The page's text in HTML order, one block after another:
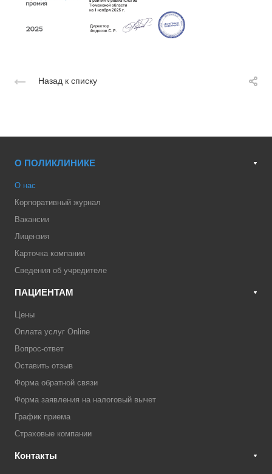
Назад к списку
О ПОЛИКЛИНИКЕ
О нас
Корпоративный журнал
Вакансии
Лицензия
Карточка компании
Сведения об учредителе
ПАЦИЕНТАМ
Цены
Оплата услуг Online
Вопрос-ответ
Оставить отзыв
Форма обратной связи
Форма заявления на налоговый вычет
График приема
Страховые компании
Контакты